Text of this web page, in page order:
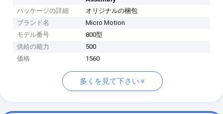
パッケージの詳細
オリジナルの梱包
ブランド名
Micro Motion
モデル番号
800型
供給の能力
500
価格
1560
多くを見て下さい